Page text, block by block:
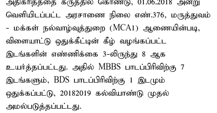
வெளியிடப்பட்ட அரசாணை நிலை எண்.376, மருத்துவம்
- மக்கள் நல்வாழ்வுத்துறை (MCA–1) ஆணையின்படி,
விளையாட்டு ஒதுக்கீட்டின் கீழ் வழங்கப்பட்ட
இடங்களின் எண்ணிக்கை 3-லிருந்து 8 ஆக
உயர்த்தப்பட்டது. அதில் MBBS பாடப்பிரிவிற்கு 7
இடங்களும், BDS பாடப்பிரிவிற்கு 1 இடமும்
ஒதுக்கப்பட்டு, 2018–2019 கல்வியாண்டு முதல்
அமல்படுத்தப்பட்டது.